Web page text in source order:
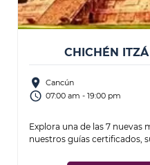
CHICHÉN
place Cancún
access_time 07:00 am - 19:00 pm
Explora una de las 7 nuevas
nuestros guías certificados,